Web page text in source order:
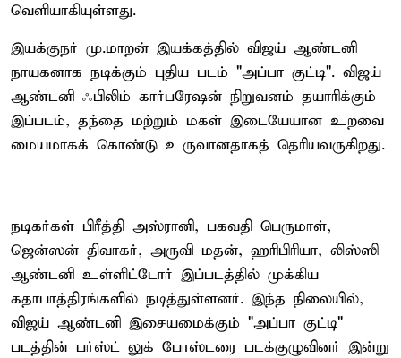
வெளியாகியுள்ளது.
இயக்குநர் மு.மாறன் இயக்கத்தில் விஜய் ஆண்டனி
நாயகனாக நடிக்கும் புதிய படம் "அப்பா குட்டி". விஜய்
ஆண்டனி ஃபிலிம் கார்பரேஷன் நிறுவனம் தயாரிக்கும்
இப்படம், தந்தை மற்றும் மகள் இடையேயான உறவை
மையமாகக் கொண்டு உருவானதாகத் தெரியவருகிறது.
நடிகர்கள் பிரீத்தி அஸ்ரானி, பகவதி பெருமாள்,
ஜென்ஸன் திவாகர், அருவி மதன், ஹரிபிரியா, லிஸ்ஸி
ஆண்டனி உள்ளிட்டோர் இப்படத்தில் முக்கிய
கதாபாத்திரங்களில் நடித்துள்ளனர். இந்த நிலையில்,
விஜய் ஆண்டனி இசையமைக்கும் "அப்பா குட்டி"
படத்தின் பர்ஸ்ட் லுக் போஸ்டரை படக்குழுவினர் இன்று